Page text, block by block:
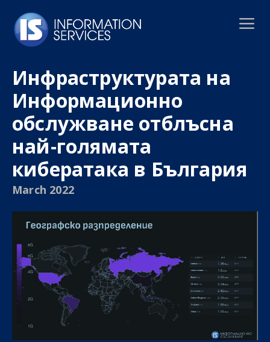
Инфраструктурата на
Информационно
обслужване отблъсна
най-голямата
кибератака в България
March 2022